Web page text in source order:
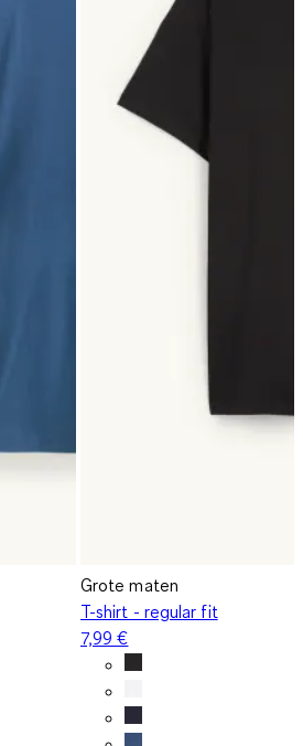
Grote maten
T-shirt - regular fit
7,99 €